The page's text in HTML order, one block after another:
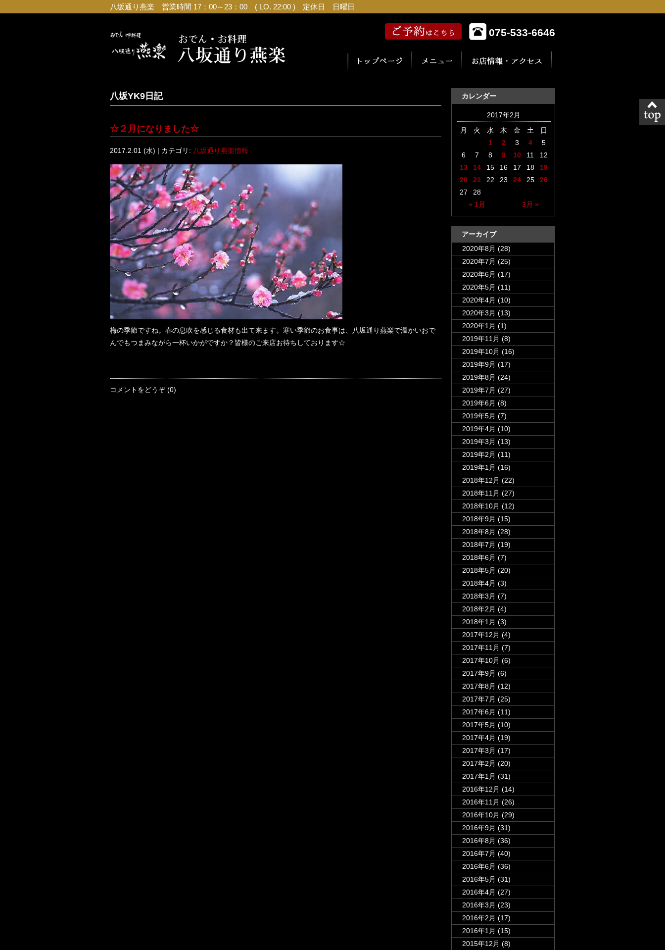
八坂通り燕楽 営業時間 17：00～23：00 ( LO. 22:00 ) 定休日 日曜日
075-533-6646
八坂YK9日記
☆２月になりました☆
2017.2.01 (水) | カテゴリ: 八坂通り燕楽情報
梅の季節ですね。春の息吹を感じる食材も出て来ます。寒い季節のお食事は、八坂通り燕楽で温かいおで
んでもつまみながら一杯いかがですか？皆様のご来店お待ちしております☆
コメントをどうぞ (0)
カレンダー
2017年2月
月
火 水 木 金 土 日
« 1月 3月 »
1 2 3 4
5
6
7 8 9 10 11
12
13
14 15 16 17 18
19
20
21 22 23 24 25
26
27
28
アーカイブ
2020年8月 (28)
2020年7月 (25)
2020年6月 (17)
2020年5月 (11)
2020年4月 (10)
2020年3月 (13)
2020年1月 (1)
2019年11月 (8)
2019年10月 (16)
2019年9月 (17)
2019年8月 (24)
2019年7月 (27)
2019年6月 (8)
2019年5月 (7)
2019年4月 (10)
2019年3月 (13)
2019年2月 (11)
2019年1月 (16)
2018年12月 (22)
2018年11月 (27)
2018年10月 (12)
2018年9月 (15)
2018年8月 (28)
2018年7月 (19)
2018年6月 (7)
2018年5月 (20)
2018年4月 (3)
2018年3月 (7)
2018年2月 (4)
2018年1月 (3)
2017年12月 (4)
2017年11月 (7)
2017年10月 (6)
2017年9月 (6)
2017年8月 (12)
2017年7月 (25)
2017年6月 (11)
2017年5月 (10)
2017年4月 (19)
2017年3月 (17)
2017年2月 (20)
2017年1月 (31)
2016年12月 (14)
2016年11月 (26)
2016年10月 (29)
2016年9月 (31)
2016年8月 (36)
2016年7月 (40)
2016年6月 (36)
2016年5月 (31)
2016年4月 (27)
2016年3月 (23)
2016年2月 (17)
2016年1月 (15)
2015年12月 (8)